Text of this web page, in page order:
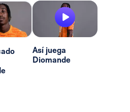
Así juega
Diomande